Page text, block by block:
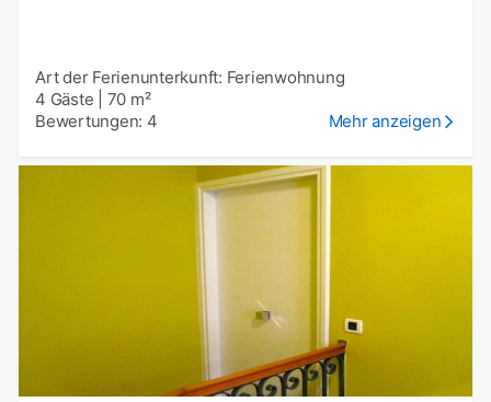
Art der Ferienunterkunft: Ferienwohnung
4 Gäste
70 m²
Bewertungen: 4
Mehr anzeigen